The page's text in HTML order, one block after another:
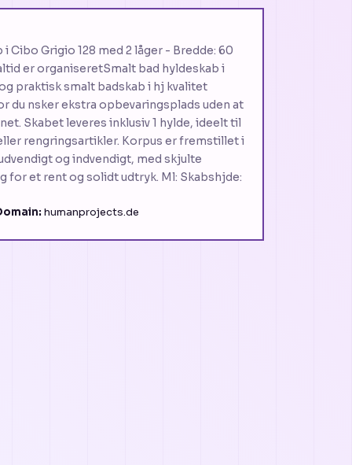
Cibo Grigio 128 med 2 låger - Bredde: 60
er organiseretSmalt bad hyldeskab i
praktisk smalt badskab i hj kvalitet
du nsker ekstra opbevaringsplads uden at
Skabet leveres inklusiv 1 hylde, ideelt til
rengringsartikler. Korpus er fremstillet i
og indvendigt, med skjulte
for et rent og solidt udtryk. Ml: Skabshjde:
humanprojects.de